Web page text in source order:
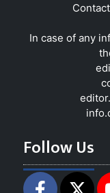
In case of any
Follow Us